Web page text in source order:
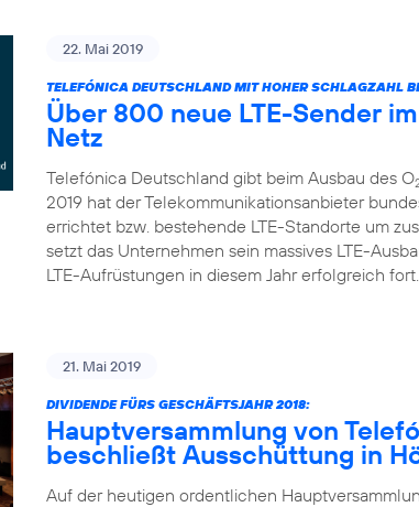
22. Mai 2019
TELEFÓNICA DEUTSCHLAND MIT HOHER SCHLAGZAHL
Über 800 neue LTE-Sender
Netz
Telefónica Deutschland gibt beim Ausbau des O
2019 hat der Telekommunikationsanbieter
errichtet bzw. bestehende LTE-Standorte um
setzt das Unternehmen sein massives LTE-
LTE-Aufrüstungen in diesem Jahr erfolgreich
21. Mai 2019
DIVIDENDE FÜRS GESCHÄFTSJAHR 2018:
Hauptversammlung von
beschließt Ausschüttung in
Auf der heutigen ordentlichen